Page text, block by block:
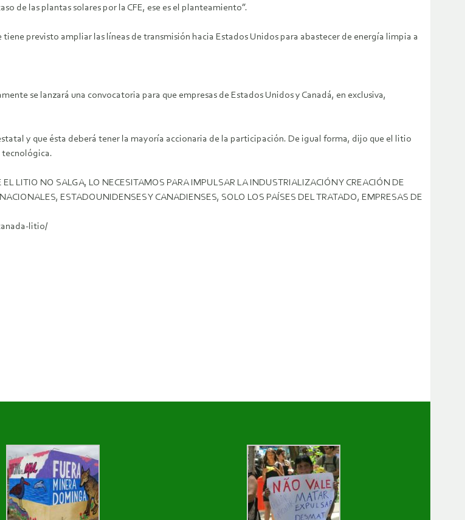
de las plantas solares por la CFE, ese es el planteamiento”.
previsto ampliar las líneas de transmisión hacia Estados Unidos para abastecer de energía limpia a
se lanzará una convocatoria para que empresas de Estados Unidos y Canadá, en exclusiva,
y que ésta deberá tener la mayoría accionaria de la participación. De igual forma, dijo que el litio
tecnológica.
LITIO NO SALGA, LO NECESITAMOS PARA IMPULSAR LA INDUSTRIALIZACIÓN Y CREACIÓN DE
ESTADOUNIDENSES Y CANADIENSES, SOLO LOS PAÍSES DEL TRATADO, EMPRESAS DE
litio/